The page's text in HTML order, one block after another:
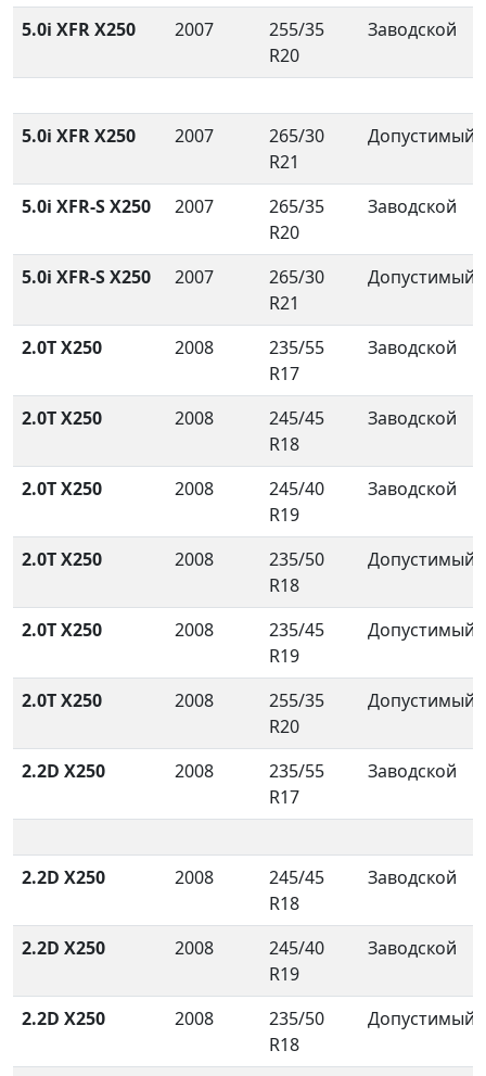
5.0i XFR X250 2007
255/35
R20
Заводской
5.0i XFR X250 2007
265/30
R21
Допустимый
5.0i XFR-S X250 2007
265/35
R20
Заводской
5.0i XFR-S X250 2007
265/30
R21
Допустимый
2.0T X250 2008
235/55
R17
Заводской
2.0T X250 2008
245/45
R18
Заводской
2.0T X250 2008
245/40
R19
Заводской
2.0T X250 2008
235/50
R18
Допустимый
2.0T X250 2008
235/45
R19
Допустимый
2.0T X250 2008
255/35
R20
Допустимый
2.2D X250 2008
235/55
R17
Заводской
2.2D X250 2008
245/45
R18
Заводской
2.2D X250 2008
245/40
R19
Заводской
2.2D X250 2008
235/50
R18
Допустимый